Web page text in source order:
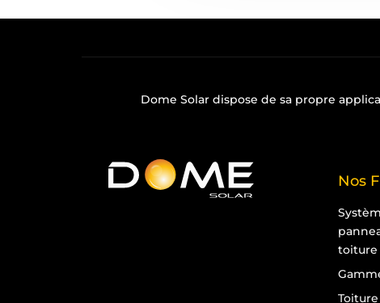
Dome Solar dispose de sa propre
Nos
toiture